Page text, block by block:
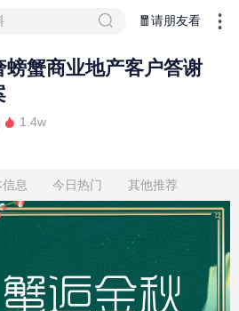
🧧请朋友看
蟹商业地产客户答谢
1.4w
息 今日热门 其他推荐